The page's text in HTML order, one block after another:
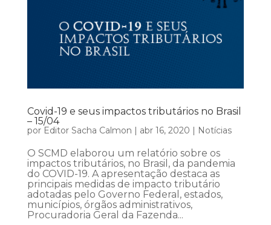
Covid-19 e seus impactos tributários no Brasil
– 15/04
por Editor Sacha Calmon | abr 16, 2020 | Notícias
O SCMD elaborou um relatório sobre os
impactos tributários, no Brasil, da pandemia
do COVID-19. A apresentação destaca as
principais medidas de impacto tributário
adotadas pelo Governo Federal, estados,
municípios, órgãos administrativos,
Procuradoria Geral da Fazenda...